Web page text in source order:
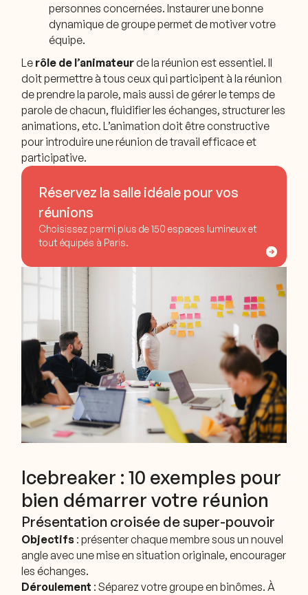
personnes concernées. Instaurer une bonne
dynamique de groupe permet de motiver votre
équipe.
Le rôle de l’animateurde la réunion est essentiel. Il
doit permettre à tous ceux qui participent à la réunion
de prendre la parole, mais aussi de gérer le temps de
parole de chacun, fluidifier les échanges, structurer les
animations, etc. L’animation doit être constructive
pour introduire une réunion de travail efficace et
participative.
Réservez la salle idéale pour vos
réunions
Choisissez parmi plus de 150 espaces lumineux et
tout équipés à Paris.
Icebreaker : 10 exemples pour
bien démarrer votre réunion
Présentation croisée de super-pouvoir
Objectifs : présenter chaque membre sous un nouvel
angle avec une mise en situation originale, encourager
les échanges.
Déroulement : Séparez votre groupe en binômes. À